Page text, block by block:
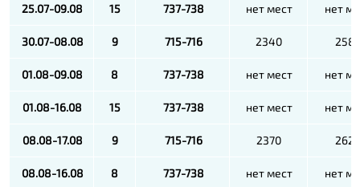
25.07-09.08 15 737-738 нет мест нет
30.07-08.08 9 715-716 2340
01.08-09.08 8 737-738 нет мест нет
01.08-16.08 15 737-738 нет мест нет
08.08-17.08 9 715-716 2370
08.08-16.08 8 737-738 нет мест нет